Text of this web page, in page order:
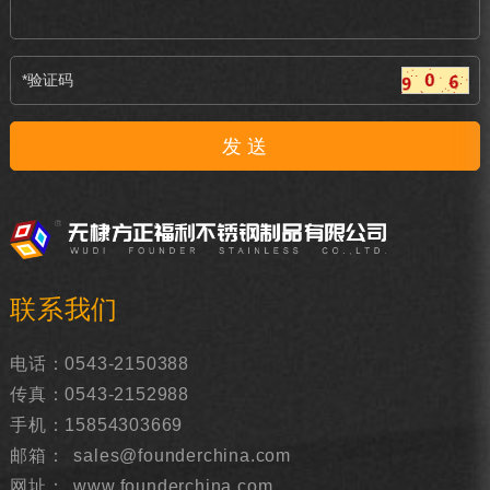
联系我们
电话：0543-2150388
传真：0543-2152988
手机：15854303669
邮箱：
sales@founderchina.com